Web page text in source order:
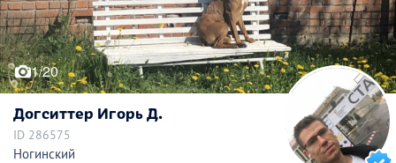
1/20
Догситтер Игорь Д.
ID 286575
Ногинский